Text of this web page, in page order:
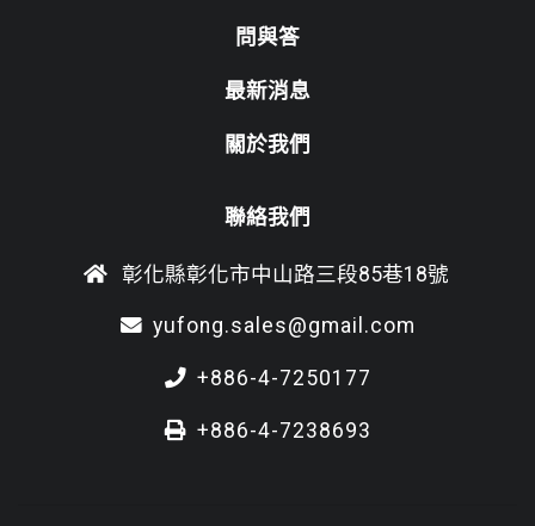
問與答
最新消息
關於我們
聯絡我們
彰化縣彰化市中山路三段85巷18號
yufong.sales@gmail.com
+886-4-7250177
+886-4-7238693